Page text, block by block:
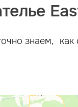
знаем, как